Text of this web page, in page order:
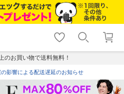
shopping_cart lock_outline
ログイン
のお買い物で送料無料！
影響による配送遅延のお知らせ